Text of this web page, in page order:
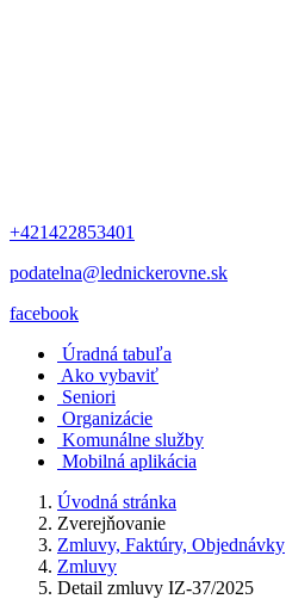
+421422853401
podatelna@lednickerovne.sk
facebook
Úradná tabuľa
Ako vybaviť
Seniori
Organizácie
Komunálne služby
Mobilná aplikácia
Úvodná stránka
Zverejňovanie
Zmluvy, Faktúry, Objednávky
Zmluvy
Detail zmluvy IZ-37/2025